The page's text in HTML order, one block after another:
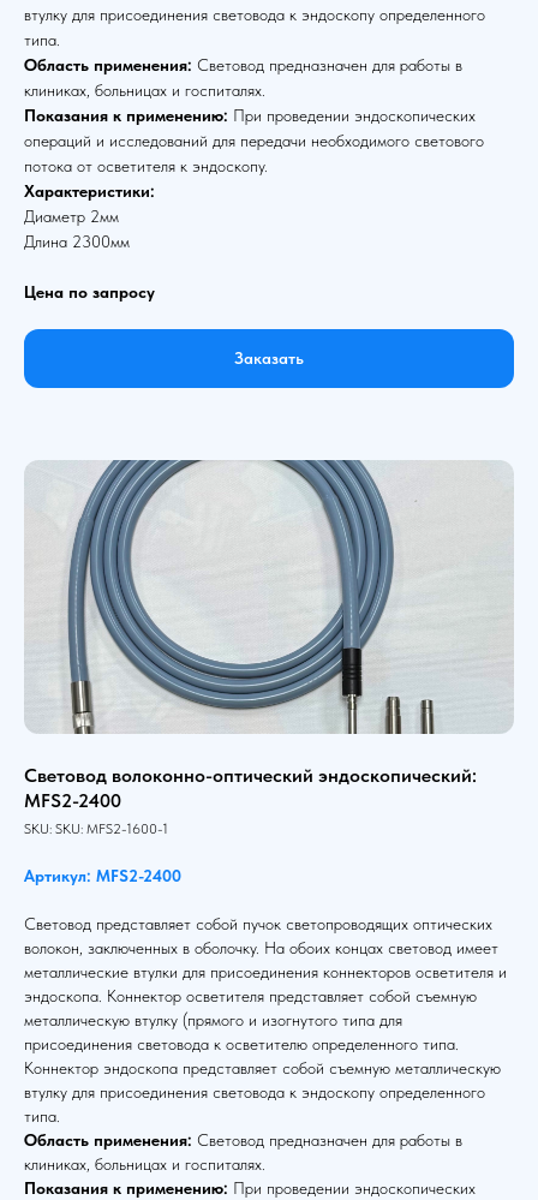
втулку для присоединения световода к эндоскопу определенного
типа.
Область применения: Световод предназначен для работы в
клиниках, больницах и госпиталях.
Показания к применению: При проведении эндоскопических
операций и исследований для передачи необходимого светового
потока от осветителя к эндоскопу.
Характеристики:
Диаметр 2мм
Длина 2300мм
Цена по запросу
Заказать
Световод волоконно-оптический эндоскопический:
MFS2-2400
SKU: SKU: MFS2-1600-1
Артикул: MFS2-2400
Световод представляет собой пучок светопроводящих оптических
волокон, заключенных в оболочку. На обоих концах световод имеет
металлические втулки для присоединения коннекторов осветителя и
эндоскопа. Коннектор осветителя представляет собой съемную
металлическую втулку (прямого и изогнутого типа для
присоединения световода к осветителю определенного типа.
Коннектор эндоскопа представляет собой съемную металлическую
втулку для присоединения световода к эндоскопу определенного
типа.
Область применения: Световод предназначен для работы в
клиниках, больницах и госпиталях.
Показания к применению: При проведении эндоскопических